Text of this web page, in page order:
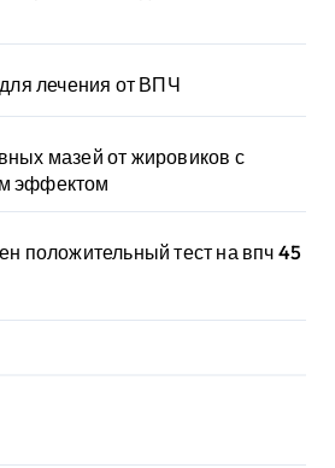
лечения от ВПЧ
мазей от жировиков с
эффектом
положительный тест на впч 45